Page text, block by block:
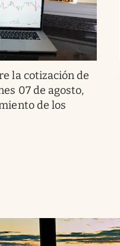
la cotización de
07 de agosto,
de los